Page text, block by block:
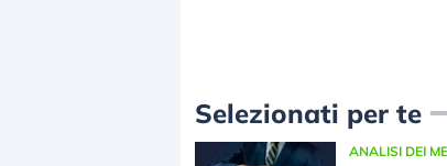
Selezionati per te
ANALISI DEI